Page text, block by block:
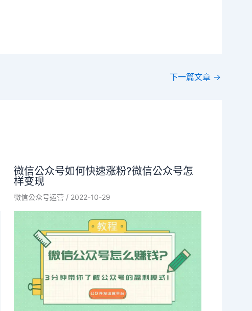
下一篇文章 →
微信公众号如何快速涨粉?微信公众号怎
样变现
微信公众号运营 / 2022-10-29